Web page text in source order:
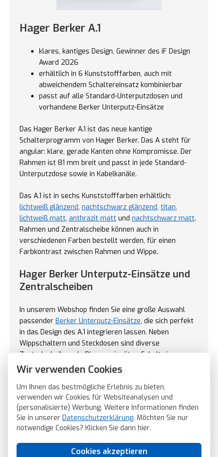
Wir verwenden Cookies
Um Ihnen das bestmögliche Erlebnis zu bieten,
verwenden wir Cookies für Websiteanalysen und
(personalisierte) Werbung. Weitere Informationen finden
Sie in unserer Datenschutzerklärung. Möchten Sie nur
notwendige Cookies? Klicken Sie dann hier.
Cookies akzeptieren
Hager Berker A.1
klares, kantiges Design, Gewinner des iF Design
Award 2026
erhältlich in 6 Kunststofffarben, auch mit
abweichendem Schaltereinsatz kombinierbar
passt auf alle Standard-Unterputzdosen und
vorhandene Berker Unterputz-Einsätze
Das Hager Berker A.1 ist das neue kantige
Schalterprogramm von Hager Berker. Das A steht für
angular: klare, gerade Kanten ohne Kompromisse. Der
Rahmen ist 81 mm breit und passt in jede Standard-
Unterputzdose sowie in Kabelkanäle.
Das A.1 ist in sechs Kunststofffarben erhältlich:
lichtweiß glänzend, nachtschwarz glänzend, titan,
lichtweiß matt, anthrazit matt und nachtschwarz matt.
Rahmen und Zentralscheibe können auch in
verschiedenen Farben bestellt werden, für einen
Farbkontrast zwischen Rahmen und Wippe.
Hager Berker Unterputz-Einsätze und
Zentralscheiben
In unserem Webshop finden Sie eine große Auswahl
passender Berker Unterputz-Einsätze, die sich perfekt
in das Design des A.1 integrieren lassen. Neben
Wippschaltern und Steckdosen sind diverse
Zentralscheiben als Dimmereinsätze, Schaltwippen,
Jalousiesteuerungen sowie TV- und Koax-Abdeckungen
Zeitschalter runden das Sortiment ab. Erweiterungen
für Smart Home über Matter oder KNX-Aufsätze sind
ebenfalls möglich.
Passt auf vorhandene Berker
Installationen